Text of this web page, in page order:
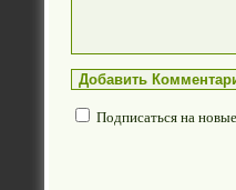
Подписаться на